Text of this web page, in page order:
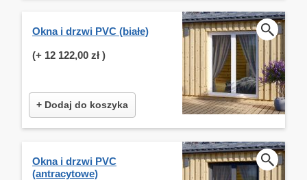
Okna i drzwi PVC (białe)
(+ 12 122,00 zł )
+ Dodaj do koszyka
Okna i drzwi PVC
(antracytowe)